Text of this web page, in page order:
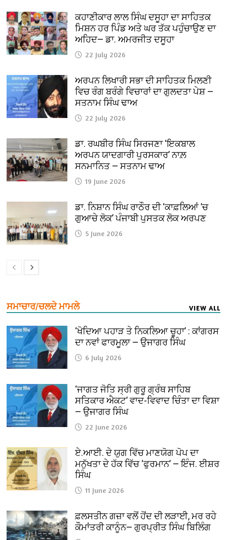
ਕਹਾਣੀਕਾਰ ਲਾਲ ਸਿੰਘ ਦਸੂਹਾ ਦਾ ਸਾਹਿਤਕ
ਮਿਸ਼ਨ ਹਰ ਪਿੰਡ ਅਤੇ ਘਰ ਤੱਕ ਪਹੁੰਚਾਉਣ ਦਾ
ਅਹਿਦ— ਡਾ. ਅਮਰਜੀਤ ਦਸੂਹਾ
22 July 2026
ਅਰਪਨ ਲਿਖਾਰੀ ਸਭਾ ਦੀ ਸਾਹਿਤਕ ਮਿਲਣੀ
ਵਿਚ ਰੰਗ ਬਰੰਗੇ ਵਿਚਾਰਾਂ ਦਾ ਗੁਲਦਤਾ ਪੇਸ਼ —
ਸਤਨਾਮ ਸਿੰਘ ਢਾਅ
22 July 2026
ਡਾ. ਰਘਬੀਰ ਸਿੰਘ ਸਿਰਜਣਾ ‘ਇਕਬਾਲ
ਅਰਪਨ ਯਾਦਗਾਰੀ ਪੁਰਸਕਾਰ’ ਨਾਲ਼
ਸਨਮਾਨਿਤ — ਸਤਨਾਮ ਢਾਅ
19 June 2026
ਡਾ. ਨਿਸ਼ਾਨ ਸਿੰਘ ਰਾਠੌਰ ਦੀ ‘ਕਾਫ਼ਲਿਆਂ ’ਚ
ਗੁਆਚੇ ਲੋਕ’ ਪੰਜਾਬੀ ਪੁਸਤਕ ਲੋਕ ਅਰਪਣ
5 June 2026
ਸਮਾਚਾਰ/ਚਲਦੇ ਮਾਮਲੇ VIEW ALL
‘ਖੋਦਿਆ ਪਹਾੜ ਤੇ ਨਿਕਲਿਆ ਚੂਹਾ’ : ਕਾਂਗਰਸ
ਦਾ ਨਵਾਂ ਫਾਰਮੂਲਾ — ਉਜਾਗਰ ਸਿੰਘ
6 July 2026
‘ਜਾਗਤ ਜੋਤਿ ਸ੍ਰੀ ਗੁਰੂ ਗ੍ਰੰਥ ਸਾਹਿਬ
ਸਤਿਕਾਰ ਐਕਟ’ ਵਾਦ-ਵਿਵਾਦ ਚਿੰਤਾ ਦਾ ਵਿਸ਼ਾ
— ਉਜਾਗਰ ਸਿੰਘ
22 June 2026
ਏ.ਆਈ. ਦੇ ਯੁਗ ਵਿੱਚ ਮਾਣਯੋਗ ਪੋਪ ਦਾ
ਮਨੁੱਖਤਾ ਦੇ ਹੱਕ ਵਿੱਚ ‘ਫੁਰਮਾਨ’ — ਇੰਜ. ਈਸ਼ਰ
ਸਿੰਘ
11 June 2026
ਫ਼ਲਸਤੀਨ ਗਜ਼ਾ ਵਲੋਂ ਹੋਂਦ ਦੀ ਲੜਾਈ, ਮਰ ਰਹੇ
ਕੌਮਾਂਤਰੀ ਕਾਨੂੰਨ— ਗੁਰਪ੍ਰੀਤ ਸਿੰਘ ਬਿਲਿੰਗ